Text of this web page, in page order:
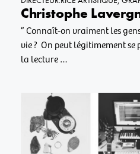
Christophe
” Connaît-on vraiment les
vie ? On peut légitimement se
la lecture …